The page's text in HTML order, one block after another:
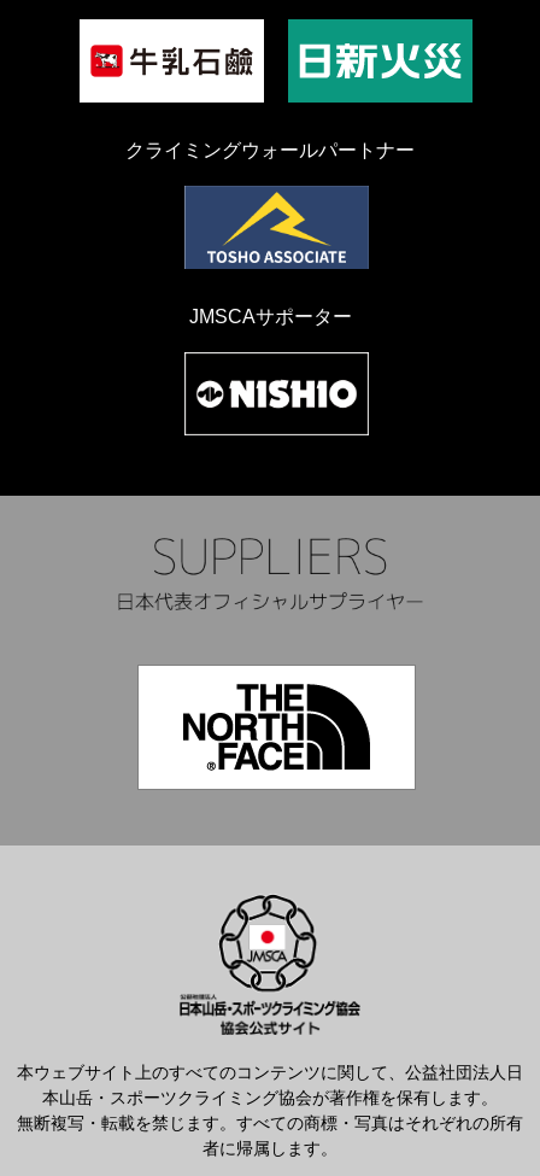
クライミングウォールパートナー
JMSCAサポーター
本ウェブサイト上のすべてのコンテンツに関して、公益社団法人日
本山岳・スポーツクライミング協会が著作権を保有します。
無断複写・転載を禁じます。すべての商標・写真はそれぞれの所有
者に帰属します。